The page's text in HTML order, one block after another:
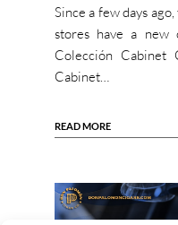
Since a few days
stores have a new
Colección Cabinet
Cabinet…
READ MORE